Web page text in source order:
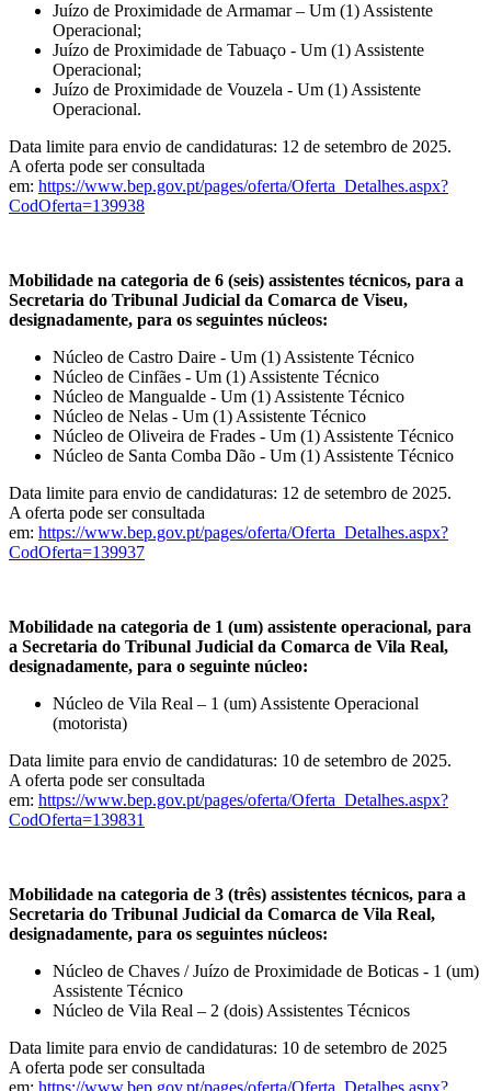
Juízo de Proximidade de Armamar – Um (1) Assistente
Operacional;
Juízo de Proximidade de Tabuaço - Um (1) Assistente
Operacional;
Juízo de Proximidade de Vouzela - Um (1) Assistente
Operacional.
Data limite para envio de candidaturas: 12 de setembro de 2025.
A oferta pode ser consultada
em: https://www.bep.gov.pt/pages/oferta/Oferta_Detalhes.aspx?
CodOferta=139938
Mobilidade na categoria de 6 (seis) assistentes técnicos, para a
Secretaria do Tribunal Judicial da Comarca de Viseu,
designadamente, para os seguintes núcleos:
Núcleo de Castro Daire - Um (1) Assistente Técnico
Núcleo de Cinfães - Um (1) Assistente Técnico
Núcleo de Mangualde - Um (1) Assistente Técnico
Núcleo de Nelas - Um (1) Assistente Técnico
Núcleo de Oliveira de Frades - Um (1) Assistente Técnico
Núcleo de Santa Comba Dão - Um (1) Assistente Técnico
Data limite para envio de candidaturas: 12 de setembro de 2025.
A oferta pode ser consultada
em: https://www.bep.gov.pt/pages/oferta/Oferta_Detalhes.aspx?
CodOferta=139937
Mobilidade na categoria de 1 (um) assistente operacional, para
a Secretaria do Tribunal Judicial da Comarca de Vila Real,
designadamente, para o seguinte núcleo:
Núcleo de Vila Real – 1 (um) Assistente Operacional
(motorista)
Data limite para envio de candidaturas: 10 de setembro de 2025.
A oferta pode ser consultada
em: https://www.bep.gov.pt/pages/oferta/Oferta_Detalhes.aspx?
CodOferta=139831
Mobilidade na categoria de 3 (três) assistentes técnicos, para a
Secretaria do Tribunal Judicial da Comarca de Vila Real,
designadamente, para os seguintes núcleos:
Núcleo de Chaves / Juízo de Proximidade de Boticas - 1 (um)
Assistente Técnico
Núcleo de Vila Real – 2 (dois) Assistentes Técnicos
Data limite para envio de candidaturas: 10 de setembro de 2025
A oferta pode ser consultada